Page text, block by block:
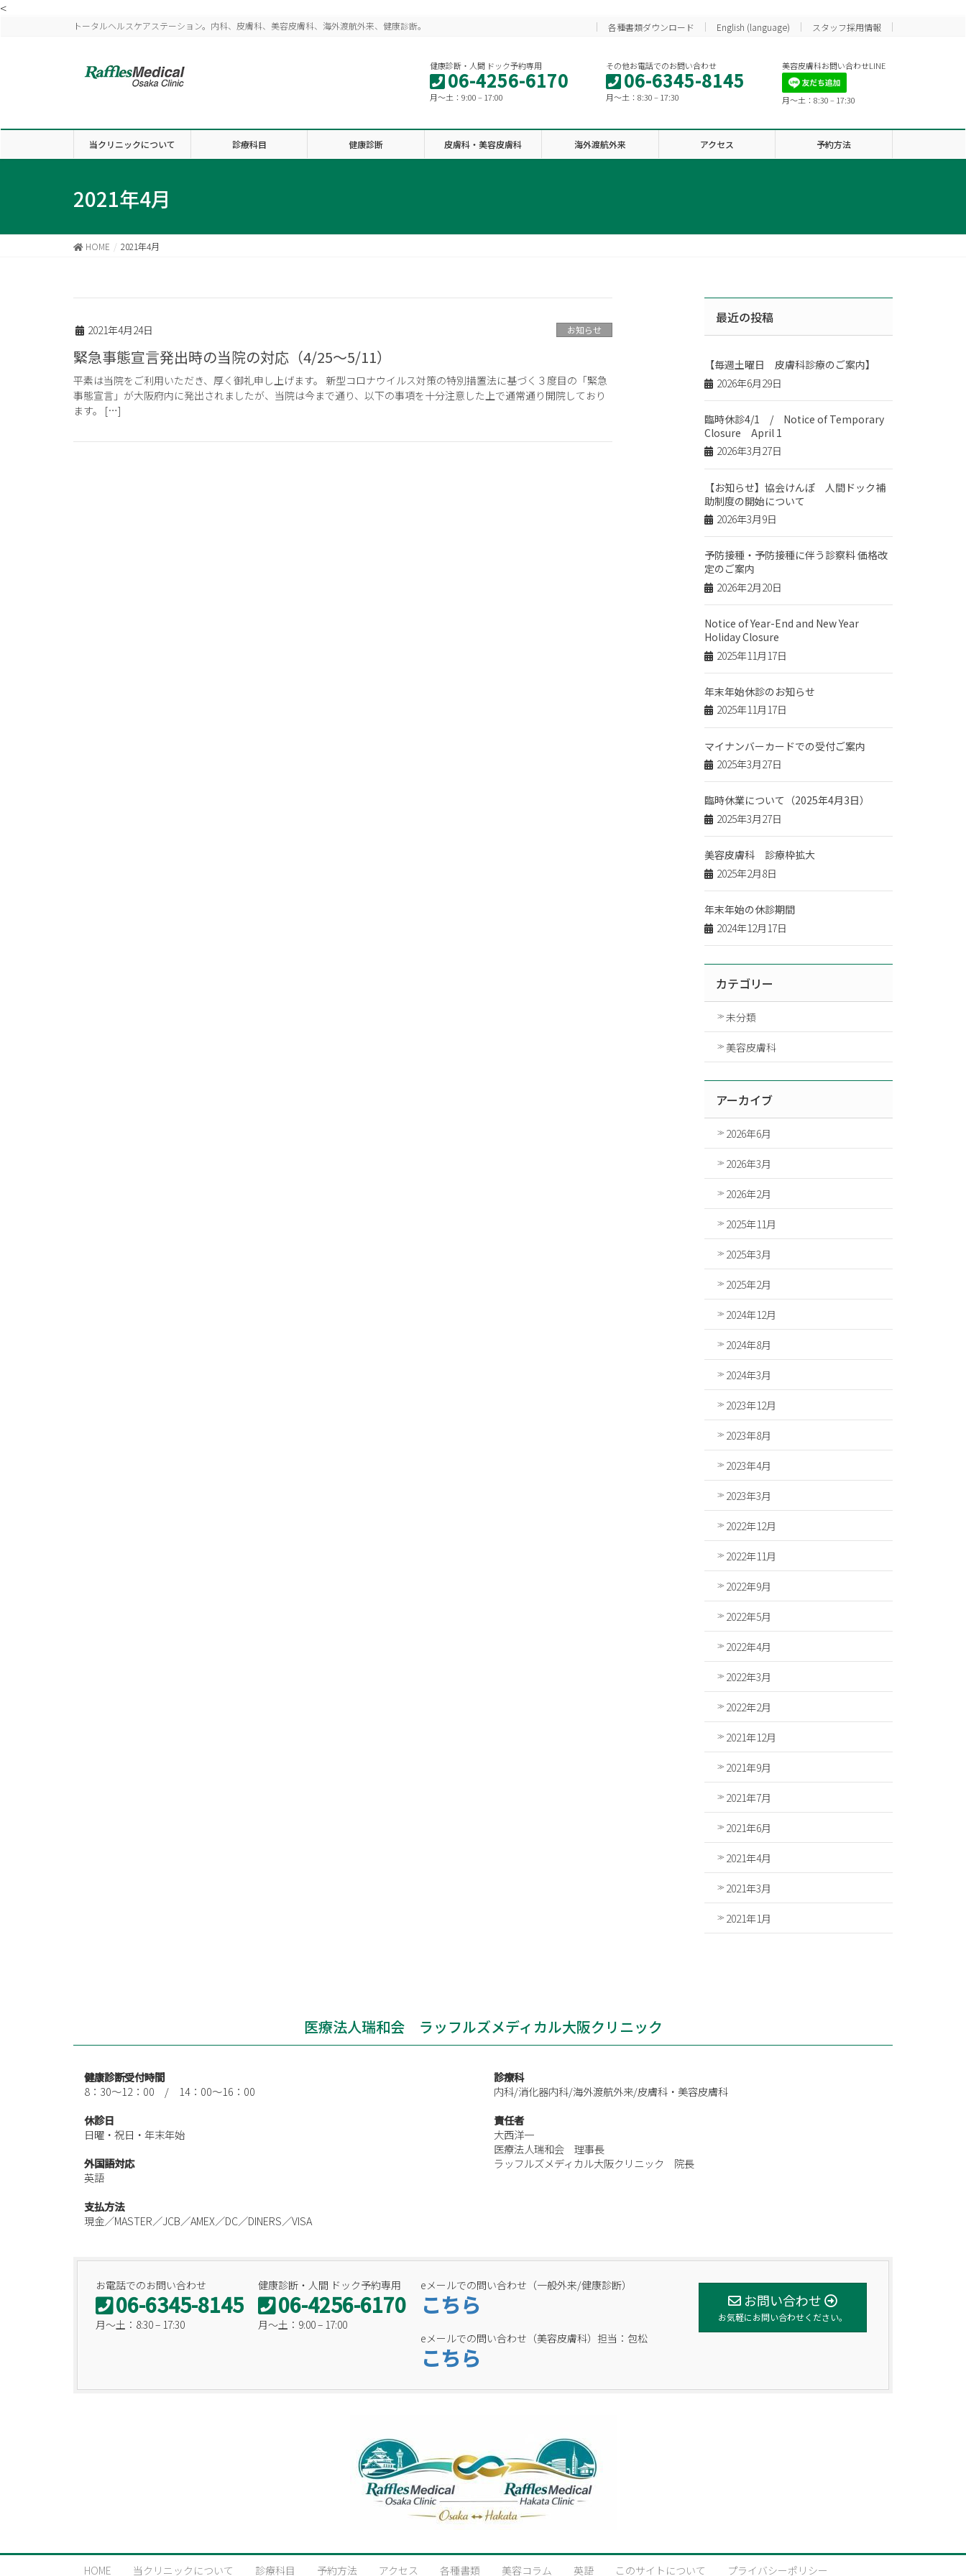
<
トータルヘルスケアステーション。内科、皮膚科、美容皮膚科、海外渡航外来、健康診断。 各種書類ダウンロード English (language) スタッフ採用情報
美容皮膚科お問い合わせLINE
月〜土：8:30 – 17:30
その他お電話でのお問い合わせ
06-6345-8145
月〜土：8:30 – 17:30
健康診断・人間 ドック予約専用
06-4256-6170
月〜土：9:00 – 17:00
当クリニックについて 診療科目 健康診断 皮膚科・美容皮膚科 海外渡航外来 アクセス 予約方法
2021年4月
HOME 2021年4月
2021年4月24日 お知らせ
緊急事態宣言発出時の当院の対応（4/25～5/11）
平素は当院をご利用いただき、厚く御礼申し上げます。 新型コロナウイルス対策の特別措置法に基づく３度目の「緊急
事態宣言」が大阪府内に発出されましたが、当院は今まで通り、以下の事項を十分注意した上で通常通り開院しており
ます。 […]
最近の投稿
【毎週土曜日 皮膚科診療のご案内】
2026年6月29日
臨時休診4/1 / Notice of Temporary
Closure April 1
2026年3月27日
【お知らせ】協会けんぽ 人間ドック補
助制度の開始について
2026年3月9日
予防接種・予防接種に伴う診察料 価格改
定のご案内
2026年2月20日
Notice of Year-End and New Year
Holiday Closure
2025年11月17日
年末年始休診のお知らせ
2025年11月17日
マイナンバーカードでの受付ご案内
2025年3月27日
臨時休業について（2025年4月3日）
2025年3月27日
美容皮膚科 診療枠拡大
2025年2月8日
年末年始の休診期間
2024年12月17日
カテゴリー
未分類
美容皮膚科
アーカイブ
2026年6月
2026年3月
2026年2月
2025年11月
2025年3月
2025年2月
2024年12月
2024年8月
2024年3月
2023年12月
2023年8月
2023年4月
2023年3月
2022年12月
2022年11月
2022年9月
2022年5月
2022年4月
2022年3月
2022年2月
2021年12月
2021年9月
2021年7月
2021年6月
2021年4月
2021年3月
2021年1月
医療法人瑞和会 ラッフルズメディカル大阪クリニック
健康診断受付時間
8：30～12：00 / 14：00～16：00
休診日
日曜・祝日・年末年始
外国語対応
英語
支払方法
現金／MASTER／JCB／AMEX／DC／DINERS／VISA
診療科
内科/消化器内科/海外渡航外来/皮膚科・美容皮膚科
責任者
大西洋一
医療法人瑞和会 理事長
ラッフルズメディカル大阪クリニック 院長
お電話でのお問い合わせ
06-6345-8145
月〜土：8:30 – 17:30
健康診断・人間 ドック予約専用
06-4256-6170
月〜土：9:00 – 17:00
お問い合わせ
お気軽にお問い合わせください。
eメールでの問い合わせ（一般外来/健康診断）
こちら
eメールでの問い合わせ（美容皮膚科）担当：包松
こちら
HOME 当クリニックについて 診療科目 予約方法 アクセス 各種書類 美容コラム 英語 このサイトについて プライバシーポリシー